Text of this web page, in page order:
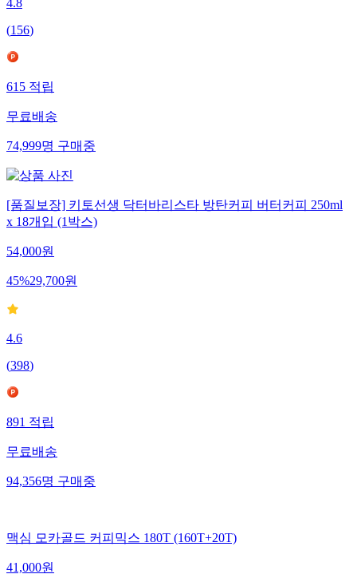
4.8
(156)
615적립
무료배송
74,999명구매중
[품질보장] 키토선생 닥터바리스타 방탄커피 버터커피 250ml
x 18개입 (1박스)
54,000원
45%29,700원
4.6
(398)
891적립
무료배송
94,356명구매중
맥심 모카골드 커피믹스 180T (160T+20T)
41,000원